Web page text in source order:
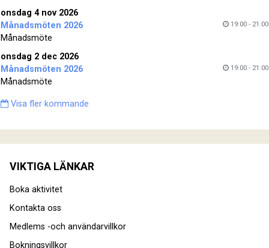
onsdag 4 nov 2026
Månadsmöten 2026
19:00 - 21:00
Månadsmöte
onsdag 2 dec 2026
Månadsmöten 2026
19:00 - 21:00
Månadsmöte
Visa fler kommande
VIKTIGA LÄNKAR
Boka aktivitet
Kontakta oss
Medlems -och användarvillkor
Bokningsvillkor